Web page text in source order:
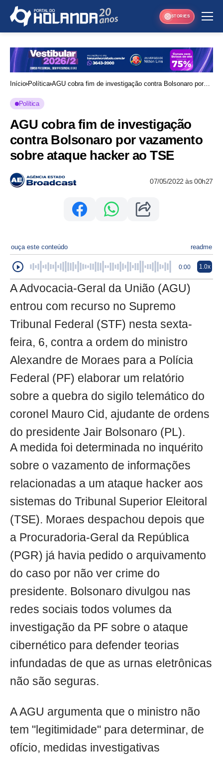
STORIES
Início Política AGU cobra fim de investigação contra Bolsonaro por
Política
AGU cobra fim de investigação
contra Bolsonaro por vazamento
sobre ataque hacker ao TSE
07/05/2022 às 00h27
ouça este conteúdo readme
0:00 1.0x
A Advocacia-Geral da União (AGU)
entrou com recurso no Supremo
Tribunal Federal (STF) nesta sexta-
feira, 6, contra a ordem do ministro
Alexandre de Moraes para a Polícia
Federal (PF) elaborar um relatório
sobre a quebra do sigilo telemático do
coronel Mauro Cid, ajudante de ordens
do presidente Jair Bolsonaro (PL).
A medida foi determinada no inquérito
sobre o vazamento de informações
relacionadas a um ataque hacker aos
sistemas do Tribunal Superior Eleitoral
(TSE). Moraes despachou depois que
a Procuradoria-Geral da República
(PGR) já havia pedido o arquivamento
do caso por não ver crime do
presidente. Bolsonaro divulgou nas
redes sociais todos volumes da
investigação da PF sobre o ataque
cibernético para defender teorias
infundadas de que as urnas eletrônicas
não são seguras.
A AGU argumenta que o ministro não
tem "legitimidade" para determinar, de
ofício, medidas investigativas